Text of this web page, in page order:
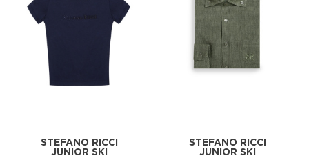
STEFANO RICCI
JUNIOR SKI
STEFANO RICCI
JUNIOR SKI